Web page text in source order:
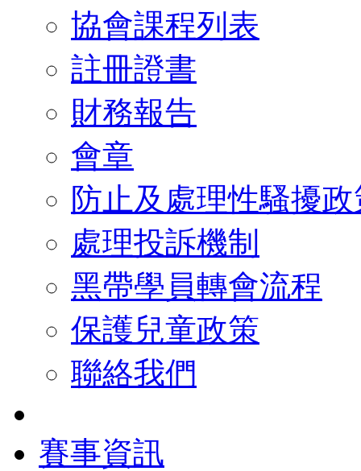
協會課程列表
註冊證書
財務報告
會章
防止及處理性騷擾
處理投訴機制
黑帶學員轉會流程
保護兒童政策
聯絡我們
賽事資訊